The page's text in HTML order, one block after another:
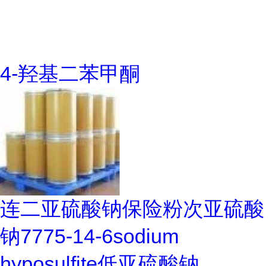
4-羟基二苯甲酮
连二亚硫酸钠保险粉次亚硫酸
钠7775-14-6sodium